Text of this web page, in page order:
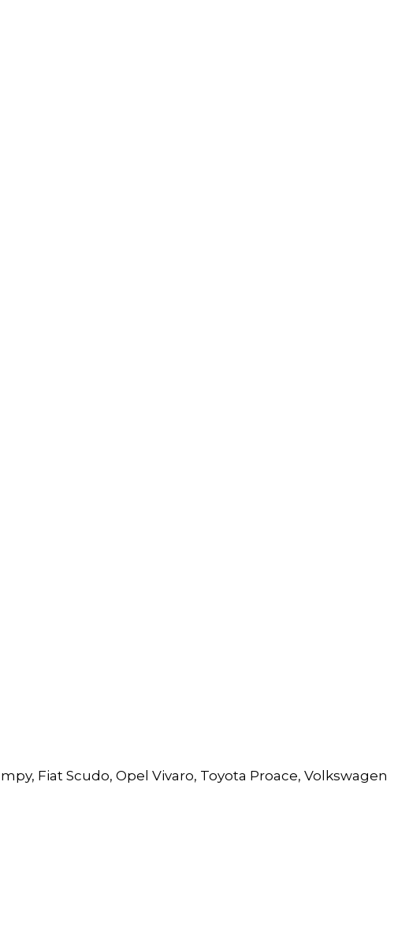
Fiat Scudo, Opel Vivaro, Toyota Proace, Volkswagen